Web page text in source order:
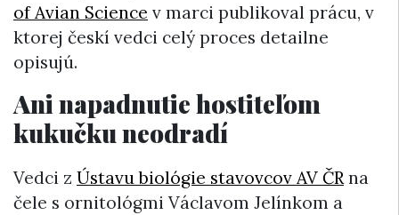
of Avian Science v marci publikoval prácu, v
ktorej českí vedci celý proces detailne
opisujú.
Ani napadnutie hostiteľom
kukučku neodradí
Vedci z Ústavu biológie stavovcov AV ČRna
čele s ornitológmi Václavom Jelínkom a